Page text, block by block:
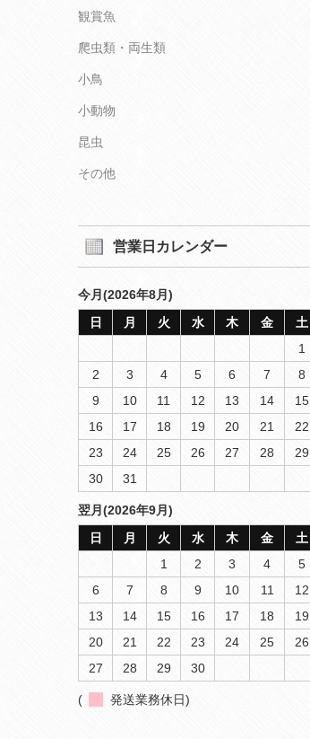
観賞魚
爬虫類・両生類
小鳥
小動物
昆虫
その他
営業日カレンダー
今月(2026年8月)
日
月 火 水 木 金
土
1
2
3 4 5 6 7
8
9
10 11 12 13 14
15
16
17 18 19 20 21
22
23
24 25 26 27 28
29
30
31
翌月(2026年9月)
日
月 火 水 木 金
土
1
2 3 4
5
6
7 8 9 10 11
12
13
14 15 16 17 18
19
20
21 22 23 24 25
26
27
28 29 30
( 発送業務休日)